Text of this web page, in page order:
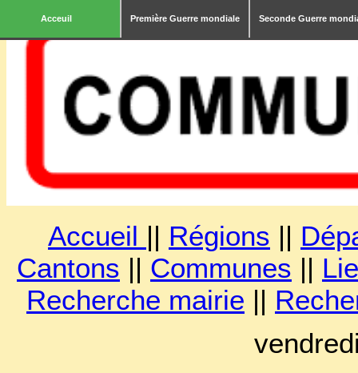
Acceuil Première Guerre mondiale Seconde Guerre
Accueil || Régions ||
Cantons || Communes ||
Recherche mairie ||